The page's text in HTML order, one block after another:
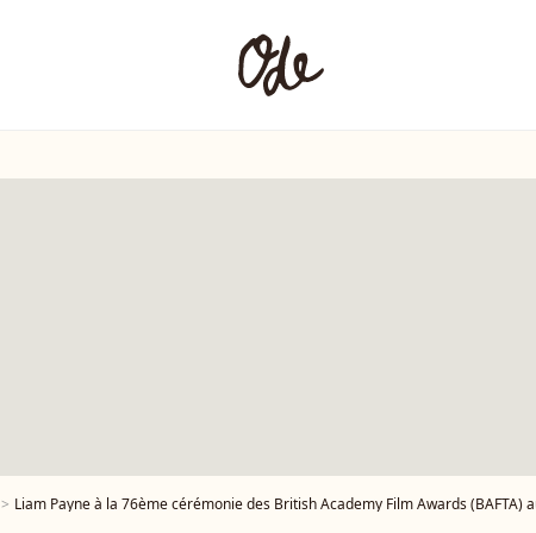
Liam Payne à la 76ème cérémonie des British Academy Film Awards (BAFTA) au